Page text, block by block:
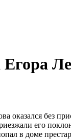
оказался без
его
в доме